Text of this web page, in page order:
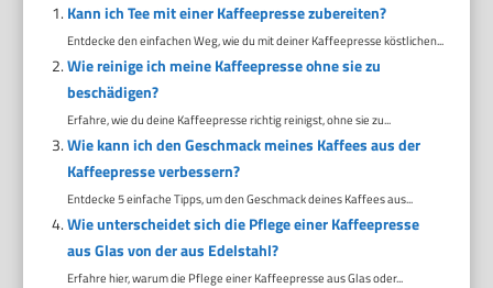
Kann ich Tee mit einer Kaffeepresse zubereiten?
Entdecke den einfachen Weg, wie du mit deiner Kaffeepresse köstlichen...
Wie reinige ich meine Kaffeepresse ohne sie zu
beschädigen?
Erfahre, wie du deine Kaffeepresse richtig reinigst, ohne sie zu...
Wie kann ich den Geschmack meines Kaffees aus der
Kaffeepresse verbessern?
Entdecke 5 einfache Tipps, um den Geschmack deines Kaffees aus...
Wie unterscheidet sich die Pflege einer Kaffeepresse
aus Glas von der aus Edelstahl?
Erfahre hier, warum die Pflege einer Kaffeepresse aus Glas oder...